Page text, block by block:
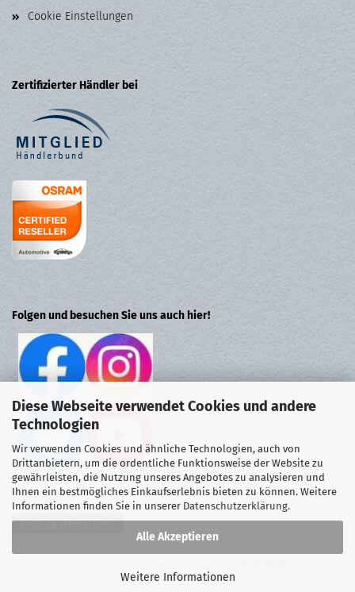
Diese Webseite verwendet Cookies und andere
Technologien
Wir verwenden Cookies und ähnliche Technologien, auch von
Drittanbietern, um die ordentliche Funktionsweise der Website zu
gewährleisten, die Nutzung unseres Angebotes zu analysieren und
Ihnen ein bestmögliches Einkaufserlebnis bieten zu können. Weitere
Informationen finden Sie in unserer Datenschutzerklärung.
Alle Akzeptieren
Weitere Informationen
Cookie Einstellungen
Zertifizierter Händler bei
Folgen und besuchen Sie uns auch hier!
Vertrag widerrufen